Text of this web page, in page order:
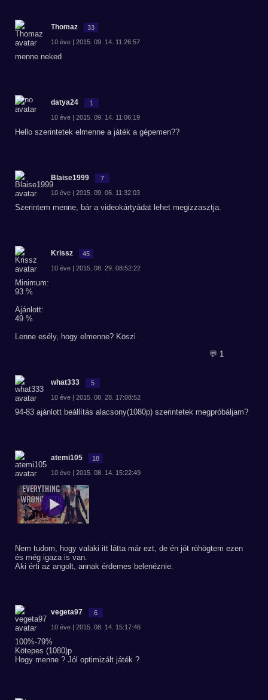
Thomaz 33
10 éve | 2015. 09. 14. 11:26:57
menne neked
datya24 1
10 éve | 2015. 09. 14. 11:06:19
Hello szerintetek elmenne a játék a gépemen??
Blaise1999 7
10 éve | 2015. 09. 06. 11:32:03
Szerintem menne, bár a videokártyádat lehet megizzasztja.
Krissz 45
10 éve | 2015. 08. 29. 08:52:22
Minimum:
93 %
Ajánlott:
49 %
Lenne esély, hogy elmenne? Köszi
💬 1
what333 5
10 éve | 2015. 08. 28. 17:08:52
94-83 ajánlott beállítás alacsony(1080p) szerintetek megpróbáljam?
atemi105 18
10 éve | 2015. 08. 14. 15:22:49
Nem tudom, hogy valaki itt látta már ezt, de én jót röhögtem ezen
és még igaza is van.
Aki érti az angolt, annak érdemes belenéznie.
vegeta97 6
10 éve | 2015. 08. 14. 15:17:46
100%-79%
Kötepes (1080)p
Hogy menne ? Jól optimizált játék ?